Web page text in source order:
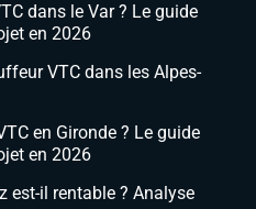
dans le Var ? Le guide
en 2026
VTC dans les Alpes-
en Gironde ? Le guide
en 2026
est-il rentable ? Analyse